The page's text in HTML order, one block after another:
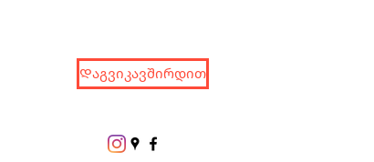
Დაგვიკავშირდით